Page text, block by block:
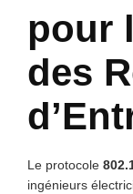
pour
des
Le protocole
ingénieurs